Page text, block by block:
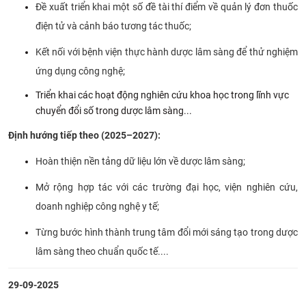
Đề xuất triển khai một số đề tài thí điểm về quản lý đơn thuốc
điện tử và cảnh báo tương tác thuốc;
Kết nối với bệnh viện thực hành dược lâm sàng để thử nghiệm
ứng dụng công nghệ;
Triển khai các hoạt động nghiên cứu khoa học trong lĩnh vực
chuyển đổi số trong dược lâm sàng...
Định hướng tiếp theo (2025–2027):
Hoàn thiện nền tảng dữ liệu lớn về dược lâm sàng;
Mở rộng hợp tác với các trường đại học, viện nghiên cứu,
doanh nghiệp công nghệ y tế;
Từng bước hình thành trung tâm đổi mới sáng tạo trong dược
lâm sàng theo chuẩn quốc tế....
29-09-2025